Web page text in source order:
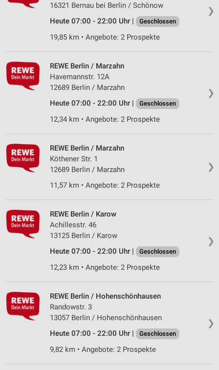
❯
16321 Bernau bei Berlin / Schönow
Heute 07:00 - 22:00 Uhr |
Geschlossen
19,85 km • Angebote: 2 Prospekte
❯
REWE Berlin / Marzahn
Havemannstr. 12A
12689 Berlin / Marzahn
Heute 07:00 - 22:00 Uhr |
Geschlossen
12,34 km • Angebote: 2 Prospekte
❯
REWE Berlin / Marzahn
Köthener Str. 1
12689 Berlin / Marzahn
11,57 km • Angebote: 2 Prospekte
❯
REWE Berlin / Karow
Achillesstr. 46
13125 Berlin / Karow
Heute 07:00 - 22:00 Uhr |
Geschlossen
12,23 km • Angebote: 2 Prospekte
❯
REWE Berlin / Hohenschönhausen
Randowstr. 3
13057 Berlin / Hohenschönhausen
Heute 07:00 - 22:00 Uhr |
Geschlossen
9,82 km • Angebote: 2 Prospekte